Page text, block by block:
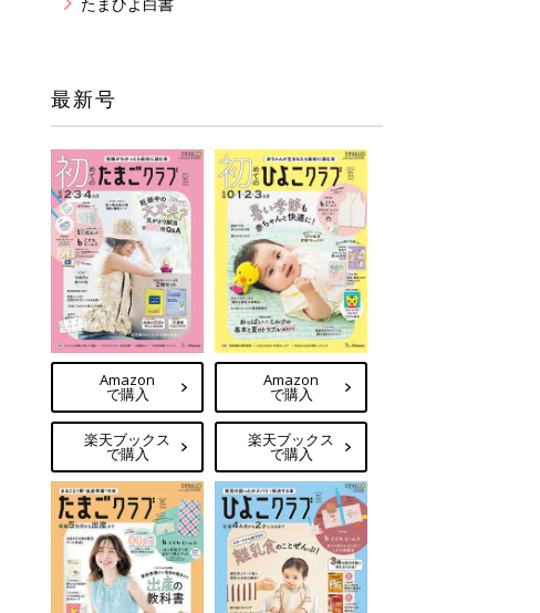
最新号
Amazon
で購入
楽天ブックス
で購入
Amazon
で購入
楽天ブックス
で購入